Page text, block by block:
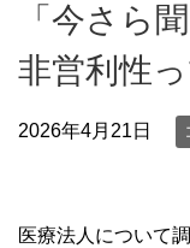
「今さら
非営利性っ
2026年4月21日
医療法人について